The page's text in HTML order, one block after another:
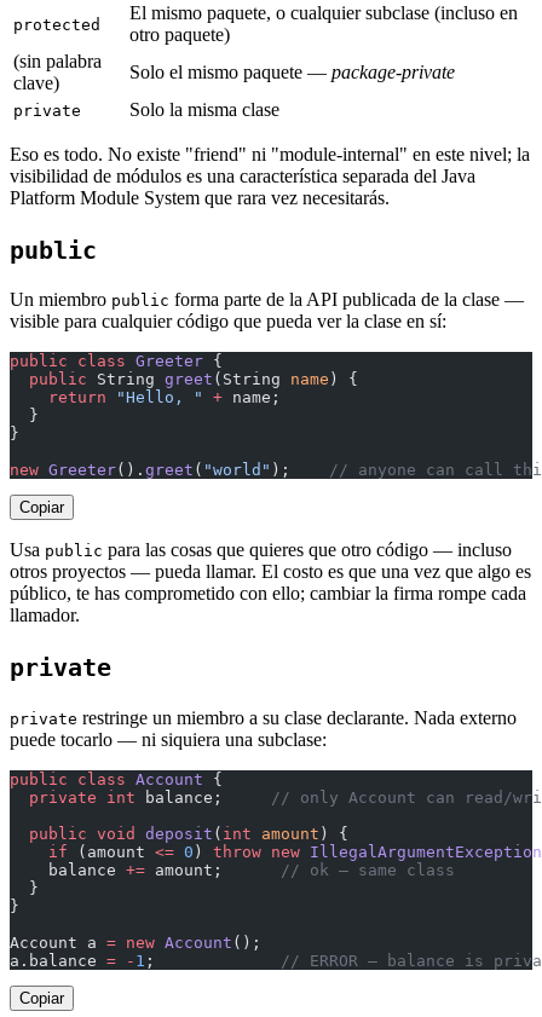
protected
El mismo paquete, o cualquier subclase (incluso en
otro paquete)
(sin palabra
clave)
Solo el mismo paquete — package-private
private Solo la misma clase
Eso es todo. No existe "friend" ni "module-internal" en este nivel; la
visibilidad de módulos es una característica separada del Java
Platform Module System que rara vez necesitarás.
public
Un miembro public forma parte de la API publicada de la clase —
visible para cualquier código que pueda ver la clase en sí:
public class Greeter {
  public
String greet (String name ) {
    return
"Hello, " + name;
  }
}
new Greeter(). greet ( "world" ); // anyone can call
Copiar
Usa public para las cosas que quieres que otro código — incluso
otros proyectos — pueda llamar. El costo es que una vez que algo es
público, te has comprometido con ello; cambiar la firma rompe cada
llamador.
private
private restringe un miembro a su clase declarante. Nada externo
puede tocarlo — ni siquiera una subclase:
public class Account {
  private
int balance;
// only Account can read/
  public
void deposit ( int amount ) {
    if
(amount <= 0 ) throw new IllegalArgumentException
    balance
+= amount;
// ok — same class
  }
}
Account a = new Account ();
a.balance = - 1 ; // ERROR — balance is
Copiar